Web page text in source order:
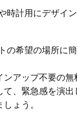
計用にデザイ
希望の場所に簡
アップ不要の
、緊急感を演
ょう。